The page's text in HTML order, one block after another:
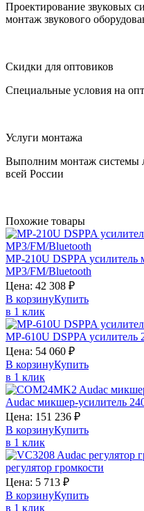
Проектирование звуковых
монтаж звукового
Скидки для оптовиков
Специальные условия на
Услуги монтажа
Выполним монтаж системы
всей России
Похожие товары
MP-210U DSPPA усилитель
MP3/FM/Bluetooth
Цена: 42 308 ₽
В корзинуКупить
в 1 клик
MP-610U DSPPA усилитель
Цена: 54 060 ₽
В корзинуКупить
в 1 клик
Audac микшер-усилитель
Цена: 151 236 ₽
В корзинуКупить
в 1 клик
регулятор громкости
Цена: 5 713 ₽
В корзинуКупить
в 1 клик